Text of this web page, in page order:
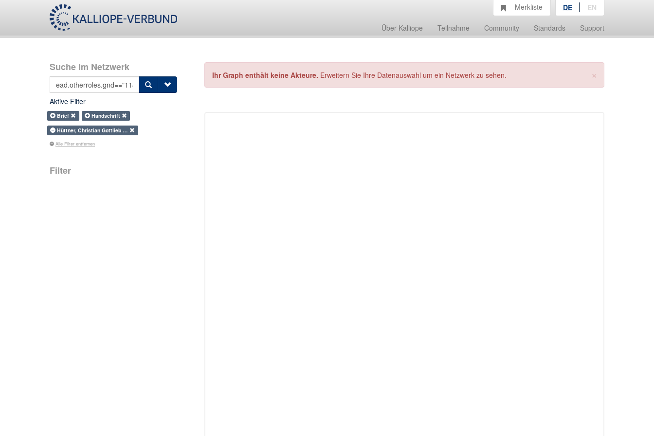
Über Kalliope Teilnahme Community Standards Support
Merkliste DE EN
Suche im Netzwerk
Aktive Filter
Brief
Handschrift
Hüttner, Christian Gottlieb …
Alle Filter entfernen
Filter
×
Ihr Graph enthält keine Akteure. Erweitern Sie Ihre Datenauswahl um ein Netzwerk zu sehen.